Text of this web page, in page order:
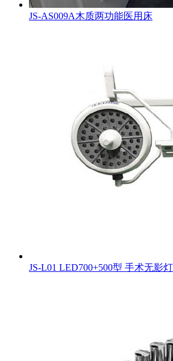
JS-AS009A木质两功能医用床
JS-L01 LED700+500型 手术无影灯